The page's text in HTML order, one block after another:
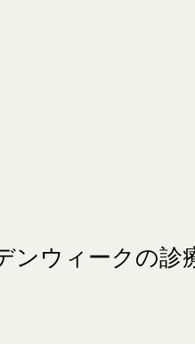
ウィークの診